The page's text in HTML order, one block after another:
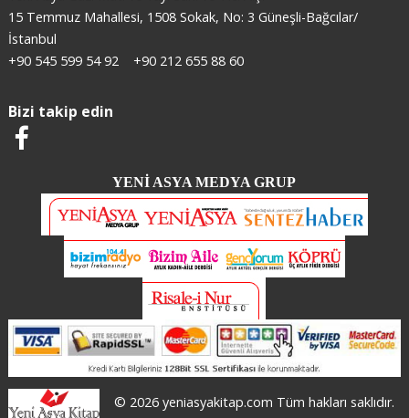
15 Temmuz Mahallesi, 1508 Sokak, No: 3 Güneşli-Bağcılar/
İstanbul
+90 545 599 54 92
+90 212 655 88 60
Bizi takip edin
YENİ ASYA MEDYA GRUP
© 2026 yeniasyakitap.com Tüm hakları saklıdır.